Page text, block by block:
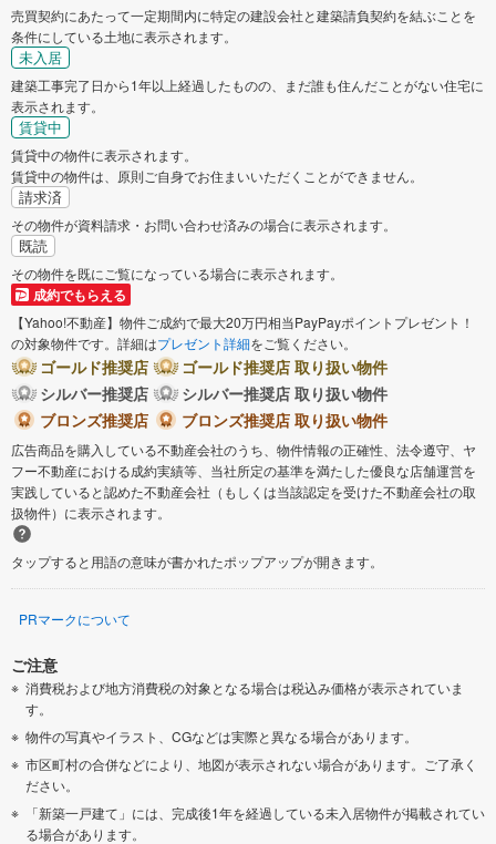
売買契約にあたって一定期間内に特定の建設会社と建築請負契約を結ぶことを
条件にしている土地に表示されます。
未入居
建築工事完了日から1年以上経過したものの、まだ誰も住んだことがない住宅に
表示されます。
賃貸中
賃貸中の物件に表示されます。
賃貸中の物件は、原則ご自身でお住まいいただくことができません。
請求済
その物件が資料請求・お問い合わせ済みの場合に表示されます。
既読
その物件を既にご覧になっている場合に表示されます。
成約でもらえる
【Yahoo!不動産】物件ご成約で最大20万円相当PayPayポイントプレゼント！
の対象物件です。詳細はプレゼント詳細をご覧ください。
ゴールド推奨店
ゴールド推奨店 取り扱い物件
シルバー推奨店
シルバー推奨店 取り扱い物件
ブロンズ推奨店
ブロンズ推奨店 取り扱い物件
広告商品を購入している不動産会社のうち、物件情報の正確性、法令遵守、ヤ
フー不動産における成約実績等、当社所定の基準を満たした優良な店舗運営を
実践していると認めた不動産会社（もしくは当該認定を受けた不動産会社の取
扱物件）に表示されます。
タップすると用語の意味が書かれたポップアップが開きます。
PRマークについて
ご注意
消費税および地方消費税の対象となる場合は税込み価格が表示されていま
す。
物件の写真やイラスト、CGなどは実際と異なる場合があります。
市区町村の合併などにより、地図が表示されない場合があります。ご了承く
ださい。
「新築一戸建て」には、完成後1年を経過している未入居物件が掲載されてい
る場合があります。